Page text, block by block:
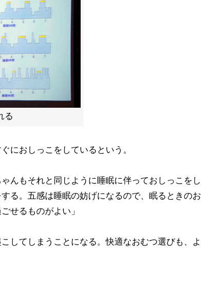
る
におしっこをしているという。
んもそれと同じように睡眠に伴っておしっこをし
る。五感は睡眠の妨げになるので、眠るときのお
せるものがよい」
してしまうことになる。快適なおむつ選びも、よ